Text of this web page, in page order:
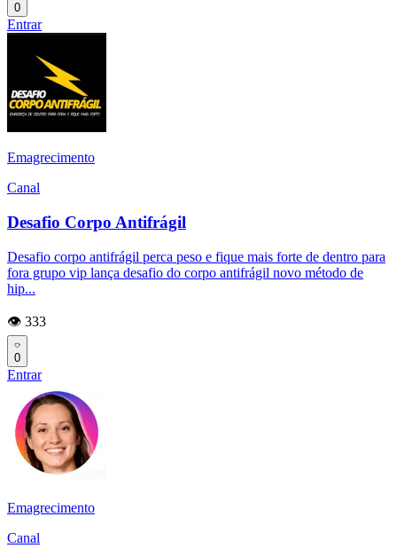
0
Entrar
Emagrecimento
Canal
Desafio Corpo Antifrágil
Desafio corpo antifrágil perca peso e fique mais forte de dentro para
fora grupo vip lança desafio do corpo antifrágil novo método de
hip...
👁️ 333
0
Entrar
Emagrecimento
Canal